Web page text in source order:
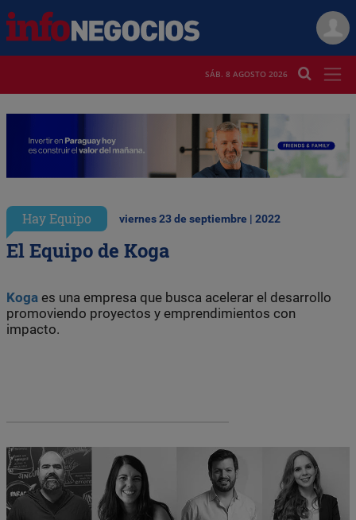
SÁB. 8 AGOSTO 2026
Hay Equipo viernes 23 de septiembre | 2022
El Equipo de Koga
Koga es una empresa que busca acelerar el desarrollo
promoviendo proyectos y emprendimientos con
impacto.